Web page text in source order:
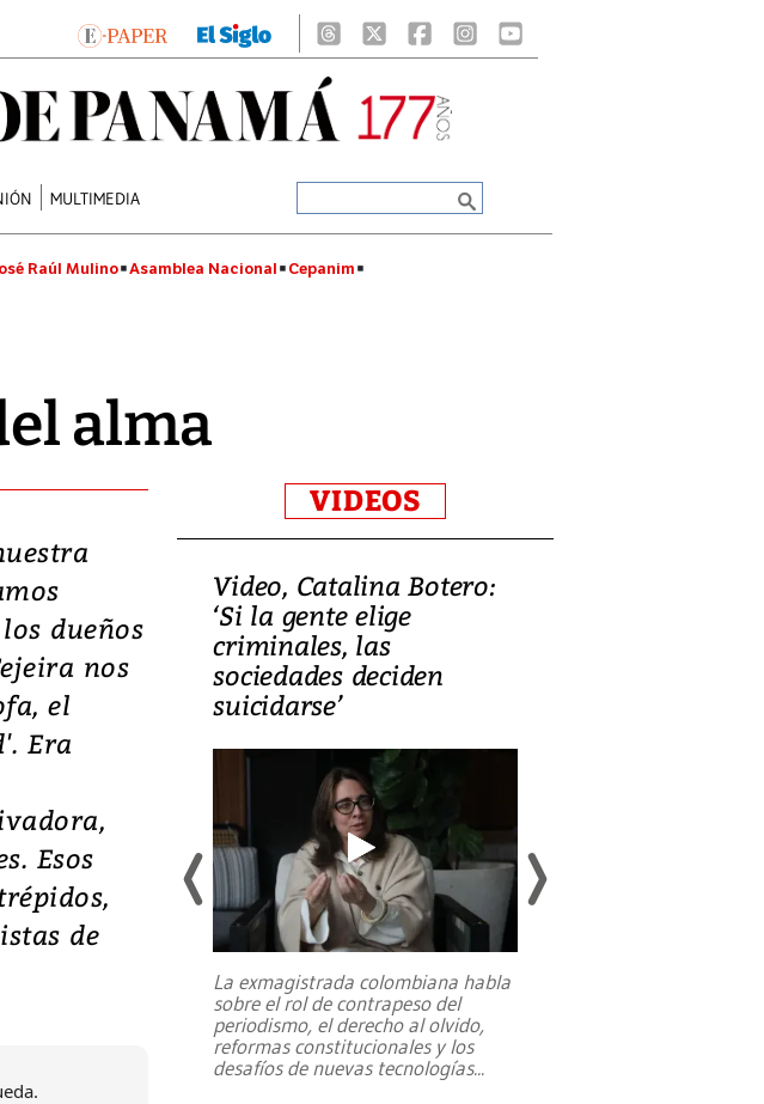
MULTIMEDIA
Raúl Mulino Asamblea Nacional Cepanim
alma
dueños
nos
el
Era
Esos
de
VIDEOS
magnitud
28 de
de Kumamoto,
una
Video, Catalina Botero:
‘Si la gente elige
criminales, las
sociedades deciden
suicidarse’
La exmagistrada colombiana habla
sobre el rol de contrapeso del
periodismo, el derecho al olvido,
reformas constitucionales y los
desafíos de nuevas tecnologías...